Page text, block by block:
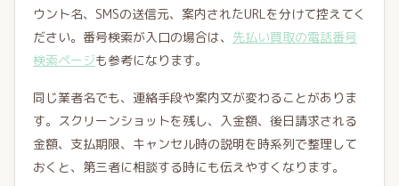
ウント名、SMSの送信元、案内されたURLを分けて控えてく
ださい。番号検索が入口の場合は、 先払い買取の電話番号
検索ページも参考になります。
同じ業者名でも、連絡手段や案内文が変わることがありま
す。スクリーンショットを残し、入金額、後日請求される
金額、支払期限、キャンセル時の説明を時系列で整理して
おくと、第三者に相談する時にも伝えやすくなります。